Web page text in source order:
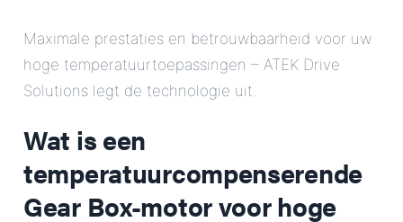
E-Mail
Adres
Bericht
Maximale prestaties en betrouwbaarheid voor uw
hoge temperatuurtoepassingen – ATEK Drive
Solutions legt de technologie uit.
Wat is een
temperatuurcompenserende
Gear Box-motor voor hoge